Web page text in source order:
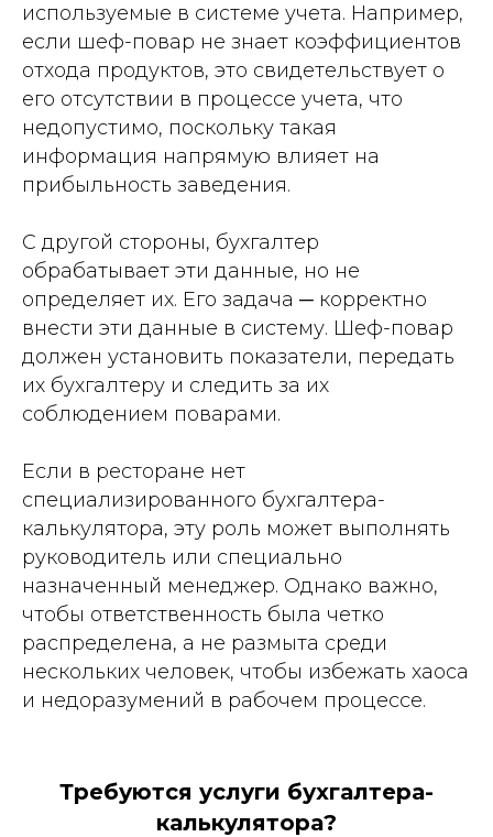
используемые в системе учета. Например,
если шеф-повар не знает коэффициентов
отхода продуктов, это свидетельствует о
его отсутствии в процессе учета, что
недопустимо, поскольку такая
информация напрямую влияет на
прибыльность заведения.
С другой стороны, бухгалтер
обрабатывает эти данные, но не
определяет их. Его задача ─ корректно
внести эти данные в систему. Шеф-повар
должен установить показатели, передать
их бухгалтеру и следить за их
соблюдением поварами.
Если в ресторане нет
специализированного бухгалтера-
калькулятора, эту роль может выполнять
руководитель или специально
назначенный менеджер. Однако важно,
чтобы ответственность была четко
распределена, а не размыта среди
нескольких человек, чтобы избежать хаоса
и недоразумений в рабочем процессе.
Требуются услуги бухгалтера-
калькулятора?